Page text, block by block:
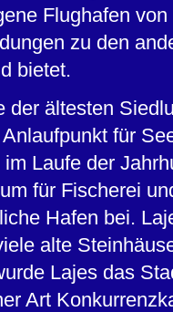
Flughafen von
zu den
bietet.
der ältesten
für
Laufe der
für Fischerei
Hafen bei.
alte
Lajes das
Art